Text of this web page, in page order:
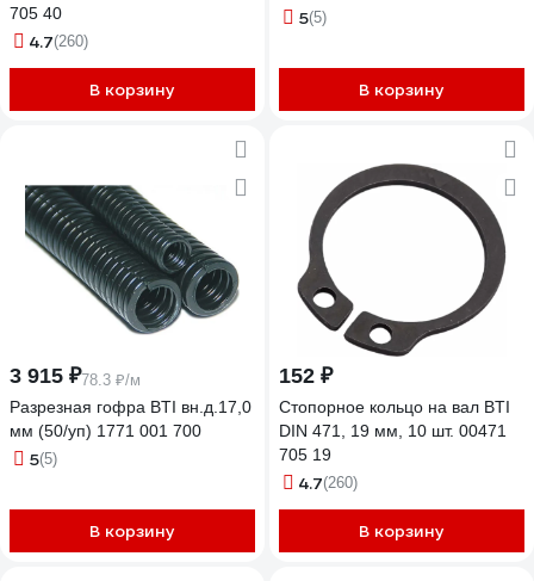
705 40
4.7(260)
В корзину
5(5)
В корзину
3 915 ₽78.3 ₽/м
Разрезная гофра BTI вн.д.17,0
мм (50/уп) 1771 001 700
5(5)
В корзину
152 ₽
Стопорное кольцо на вал BTI
DIN 471, 19 мм, 10 шт. 00471
705 19
4.7(260)
В корзину